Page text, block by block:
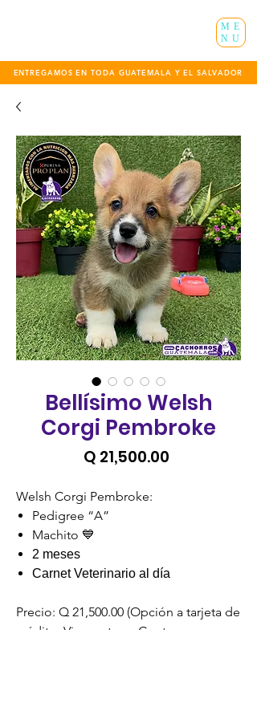
ENTREGAMOS EN TODA GUATEMALA Y EL SALVADOR
ME
NU
Bellísimo Welsh
Corgi Pembroke
Q 21,500.00
Welsh Corgi Pembroke:
Pedigree “A”
Machito 💙
2 meses
Carnet Veterinario al día
Precio: Q 21,500.00 (Opción a tarjeta de
crédito, Visacuotas o Cuotas